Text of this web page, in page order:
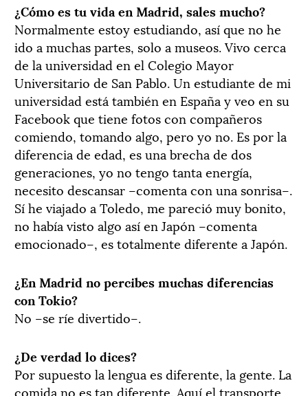
¿Cómo es tu vida en Madrid, sales mucho?
Normalmente estoy estudiando, así que no he
ido a muchas partes, solo a museos. Vivo cerca
de la universidad en el Colegio Mayor
Universitario de San Pablo. Un estudiante de mi
universidad está también en España y veo en su
Facebook que tiene fotos con compañeros
comiendo, tomando algo, pero yo no. Es por la
diferencia de edad, es una brecha de dos
generaciones, yo no tengo tanta energía,
necesito descansar –comenta con una sonrisa–.
Sí he viajado a Toledo, me pareció muy bonito,
no había visto algo así en Japón –comenta
emocionado–, es totalmente diferente a Japón.
¿En Madrid no percibes muchas diferencias
con Tokio?
No –se ríe divertido–.
¿De verdad lo dices?
Por supuesto la lengua es diferente, la gente. La
comida no es tan diferente. Aquí el transporte